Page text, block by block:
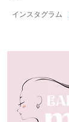
インスタグラム